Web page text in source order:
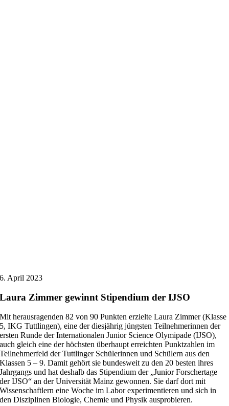
6. April 2023
Laura Zimmer gewinnt Stipendium der IJSO
Mit herausragenden 82 von 90 Punkten erzielte Laura Zimmer (Klasse
5, IKG Tuttlingen), eine der diesjährig jüngsten Teilnehmerinnen der
ersten Runde der Internationalen Junior Science Olymipade (IJSO),
auch gleich eine der höchsten überhaupt erreichten Punktzahlen im
Teilnehmerfeld der Tuttlinger Schülerinnen und Schülern aus den
Klassen 5 – 9. Damit gehört sie bundesweit zu den 20 besten ihres
Jahrgangs und hat deshalb das Stipendium der „Junior Forschertage
der IJSO“ an der Universität Mainz gewonnen. Sie darf dort mit
Wissenschaftlern eine Woche im Labor experimentieren und sich in
den Disziplinen Biologie, Chemie und Physik ausprobieren.